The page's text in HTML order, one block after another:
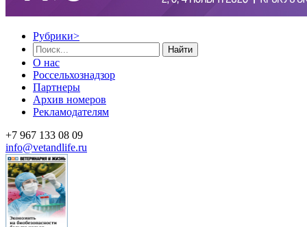
Рубрики>
Найти
О нас
Россельхознадзор
Партнеры
Архив номеров
Рекламодателям
+7 967 133 08 09
info@vetandlife.ru